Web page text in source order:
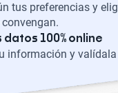
tus preferencias y
100% online
información y